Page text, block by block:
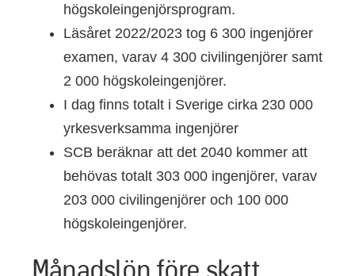
högskoleingenjörsprogram.
Läsåret 2022/2023 tog 6 300 ingenjörer
examen, varav 4 300 civilingenjörer samt
2 000 högskoleingenjörer.
I dag finns totalt i Sverige cirka 230 000
yrkesverksamma ingenjörer
SCB beräknar att det 2040 kommer att
behövas totalt 303 000 ingenjörer, varav
203 000 civilingenjörer och 100 000
högskoleingenjörer.
Månadslön före skatt